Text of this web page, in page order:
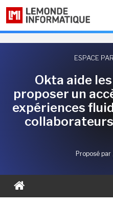
ESPACE
Okta aide
proposer un
expériences
Proposé par